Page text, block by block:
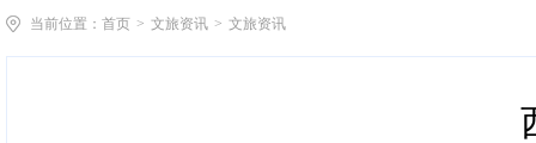
当前位置： 首页 > 文旅资讯 > 文旅资讯